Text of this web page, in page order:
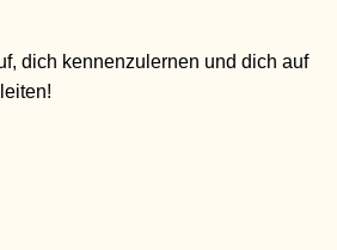
dich kennenzulernen und dich auf